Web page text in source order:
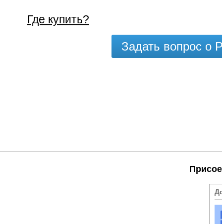
Где купить?
Задать вопрос о